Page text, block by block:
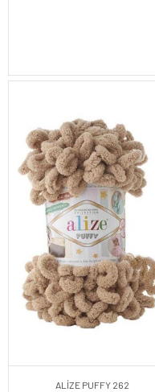
ALİZE PUFFY 262